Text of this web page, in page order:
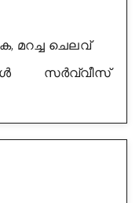
മറച്ച ചെലവ്
സർവ്വീസ്